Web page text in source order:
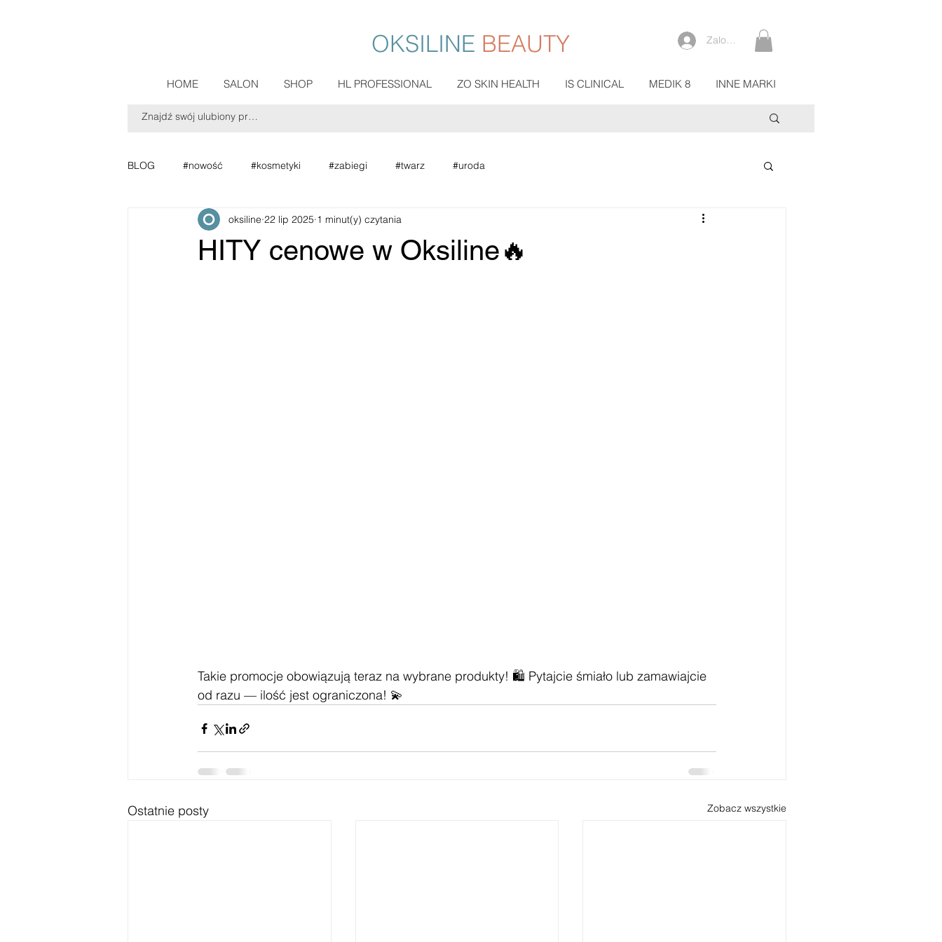
OKSILINE BEAUTY Zaloguj się
HOME SALON SHOP HL PROFESSIONAL ZO SKIN HEALTH IS CLINICAL MEDIK 8 INNE MARKI
BLOG #nowość #kosmetyki #zabiegi #twarz #uroda
HITY cenowe w Oksiline🔥
oksiline 22 lip 2025 1 minut(y) czytania
Takie promocje obowiązują teraz na wybrane produkty! 🛍️ Pytajcie śmiało lub zamawiajcie
od razu — ilość jest ograniczona! 💫
Ostatnie posty Zobacz wszystkie